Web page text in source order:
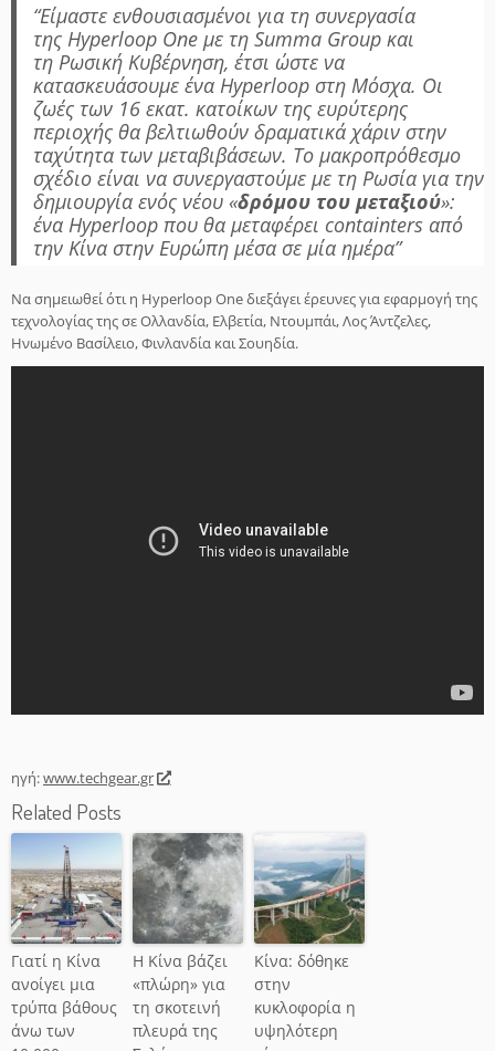
“Είμαστε ενθουσιασμένοι για τη συνεργασία
της Hyperloop One με τη Summa Group και
τη Ρωσική Κυβέρνηση, έτσι ώστε να
κατασκευάσουμε ένα Hyperloop στη Μόσχα. Οι
ζωές των 16 εκατ. κατοίκων της ευρύτερης
περιοχής θα βελτιωθούν δραματικά χάριν στην
ταχύτητα των μεταβιβάσεων. Το μακροπρόθεσμο
σχέδιο είναι να συνεργαστούμε με τη Ρωσία για την
δημιουργία ενός νέου «δρόμου του μεταξιού»:
ένα Hyperloop που θα μεταφέρει containters από
την Κίνα στην Ευρώπη μέσα σε μία ημέρα”
Να σημειωθεί ότι η Hyperloop One διεξάγει έρευνες για εφαρμογή της
τεχνολογίας της σε Ολλανδία, Ελβετία, Ντουμπάι, Λος Άντζελες,
Ηνωμένο Βασίλειο, Φινλανδία και Σουηδία.
ηγή:www.techgear.gr
Related Posts
Γιατί η Κίνα
ανοίγει μια
τρύπα βάθους
άνω των
Η Κίνα βάζει
«πλώρη» για
τη σκοτεινή
πλευρά της
Κίνα: δόθηκε
στην
κυκλοφορία η
υψηλότερη